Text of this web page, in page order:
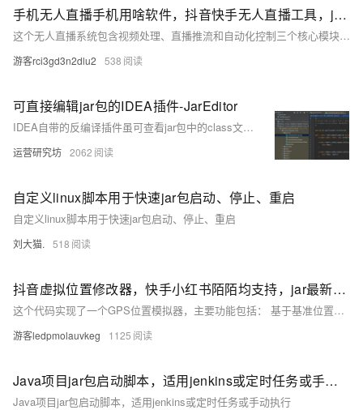
手机无人直播手机用啥软件，抖音快手无人直播工具，jar代码分享
这个无人直播系统包含视频处理、直播推流和自动化控制三个核心模块。使用mvn package命
游客rci3gd3n2dlu2 538
可直接编辑jar包的IDEA插件-JarEditor
IDEA自带的反编译插件虽可查看jar包中的class文件，但无法直接编辑。为解决此问题，作者开发了JarEditor插件，可在IDEA中直接编辑jar文件内的class及资源文件，无需解压或手动编译。点击Jar Editor可修改代码，通过Save/Compile保存并编译，Build Jar则将更改写回jar包。该插件简化了jar包编辑流程，提高了开发效率。
运营研究坊 2062
自定义linux脚本用于快速jar包启动、停止、重启
自定义linux脚本用于快速jar包启动、停止、重启
刘大猫. 518
抖音虚拟位置修改器，快手小红书陌陌均支持，jar最新xposed插件
这个代码实现了一个GPS位置模拟器，主要功能包括： 基于基准位置生成随机GPS坐标点
游客ledpmolauvkeg 1125
Java项目jar包启动脚本，适用jenkins或定时任务或手动执行
Java项目jar包启动脚本，适用jenkins或定时任务或手动执行